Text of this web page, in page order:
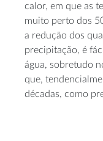
calor, em que as
muito perto dos
a redução dos
precipitação, é
água, sobretudo
que,
décadas, como